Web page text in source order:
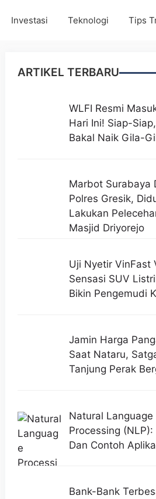
Investasi Teknologi Tips
ARTIKEL TERBARU
WLFI Resmi
Hari Ini! Siap-
Bakal Naik Gila-
Marbot Surabaya
Polres Gresik,
Lakukan
Masjid Driyorejo
Uji Nyetir VinFast
Sensasi SUV
Bikin Pengemudi
Jamin Harga
Saat Nataru,
Tanjung Perak
Natural Language
Processing (NLP):
Dan Contoh
Bank-Bank